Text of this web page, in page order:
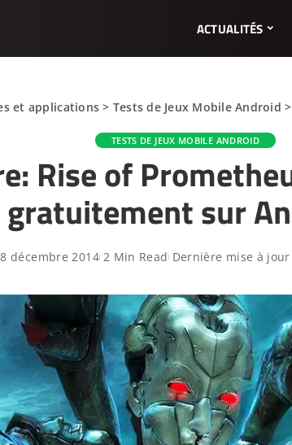
ACTUALITÉS
et applications > Tests de Jeux Mobile Android >
TESTS DE JEUX MOBILE ANDROID
Rise of
gratuitement sur
8 décembre 2014 2 Min Read Dernière mise à